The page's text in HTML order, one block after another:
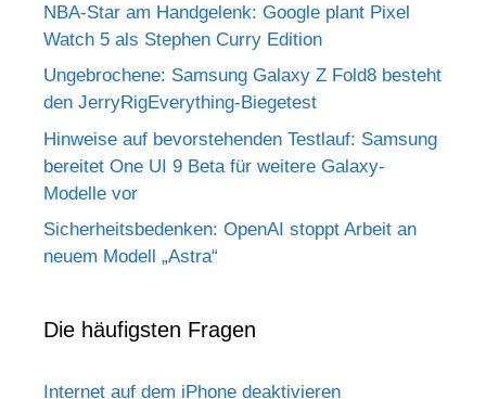
NBA-Star am Handgelenk: Google plant Pixel
Watch 5 als Stephen Curry Edition
Ungebrochene: Samsung Galaxy Z Fold8 besteht
den JerryRigEverything-Biegetest
Hinweise auf bevorstehenden Testlauf: Samsung
bereitet One UI 9 Beta für weitere Galaxy-
Modelle vor
Sicherheitsbedenken: OpenAI stoppt Arbeit an
neuem Modell „Astra“
Die häufigsten Fragen
Internet auf dem iPhone deaktivieren